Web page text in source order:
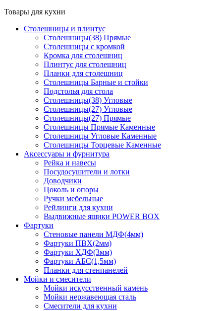
Товары для кухни
Столешницы и плинтус
Столешницы(38) Прямые
Столешницы с кромкой
Кромка для столешниц
Плинтус для столешниц
Планки для столешниц
Столешницы Барные и стойки
Подстолья для стола
Столешницы(38) Угловые
Столешницы(27) Угловые
Столешницы(27) Прямые
Столешницы Прямые Каменные
Столешницы Угловые Каменные
Столешницы Торцевые Каменные
Аксессуары и фурнитура
Рейка и навесы
Посудосушители и лотки
Доводчики
Цоколь и опоры
Ручки мебельные
Рейлинги для кухни
Выдвижные ящики POWER BOX
Фартуки
Стеновые панели МДФ(4мм)
Фартуки ПВХ(2мм)
Фартуки ХДФ(3мм)
Фартуки АБС(1,5мм)
Планки для стенпанелей
Мойки и смесители
Мойки искусственный камень
Мойки нержавеющая сталь
Смесители для кухни